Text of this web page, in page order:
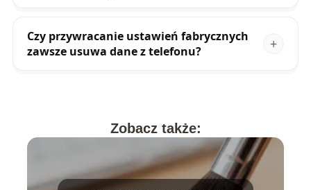
Czy przywracanie ustawień fabrycznych
zawsze usuwa dane z telefonu?
Zobacz także: